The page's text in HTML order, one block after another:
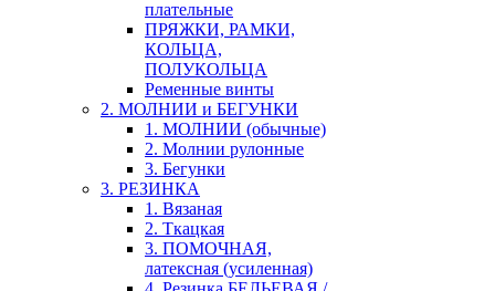
плательные
ПРЯЖКИ, РАМКИ,
КОЛЬЦА,
ПОЛУКОЛЬЦА
Ременные винты
2. МОЛНИИ и БЕГУНКИ
1. МОЛНИИ (обычные)
2. Молнии рулонные
3. Бегунки
3. РЕЗИНКА
1. Вязаная
2. Ткацкая
3. ПОМОЧНАЯ,
латексная (усиленная)